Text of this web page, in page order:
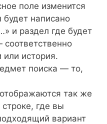
поле изменится
будет написано
и раздел где будет
или история.
поиска — то,
так же
где вы
вариант